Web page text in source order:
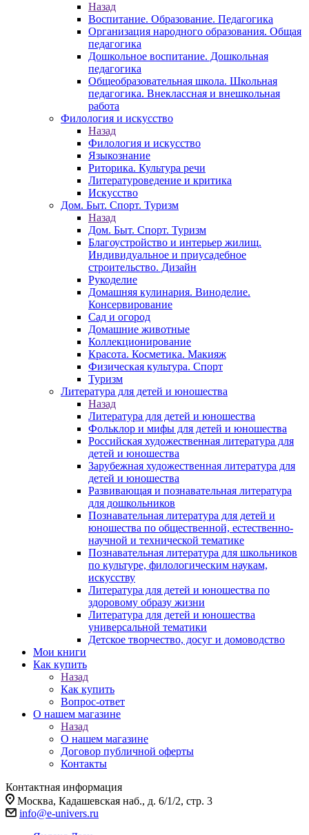
Назад
Воспитание. Образование. Педагогика
Организация народного образования. Общая
педагогика
Дошкольное воспитание. Дошкольная
педагогика
Общеобразовательная школа. Школьная
педагогика. Внеклассная и внешкольная
работа
Филология и искусство
Назад
Филология и искусство
Языкознание
Риторика. Культура речи
Литературоведение и критика
Искусство
Дом. Быт. Спорт. Туризм
Назад
Дом. Быт. Спорт. Туризм
Благоустройство и интерьер жилищ.
Индивидуальное и приусадебное
строительство. Дизайн
Рукоделие
Домашняя кулинария. Виноделие.
Консервирование
Сад и огород
Домашние животные
Коллекционирование
Красота. Косметика. Макияж
Физическая культура. Спорт
Туризм
Литература для детей и юношества
Назад
Литература для детей и юношества
Фольклор и мифы для детей и юношества
Российская художественная литература для
детей и юношества
Зарубежная художественная литература для
детей и юношества
Развивающая и познавательная литература
для дошкольников
Познавательная литература для детей и
юношества по общественной, естественно-
научной и технической тематике
Познавательная литература для школьников
по культуре, филологическим наукам,
искусству
Литература для детей и юношества по
здоровому образу жизни
Литература для детей и юношества
универсальной тематики
Детское творчество, досуг и домоводство
Мои книги
Как купить
Назад
Как купить
Вопрос-ответ
О нашем магазине
Назад
О нашем магазине
Договор публичной оферты
Контакты
Контактная информация
Москва, Кадашевская наб., д. 6/1/2, стр. 3
info@e-univers.ru